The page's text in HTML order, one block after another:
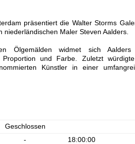
präsentiert die Walter Storms
niederländischen Maler Steven Aalders.
Ölgemälden widmet sich Aalders
und Farbe. Zuletzt
Künstler in einer
Geschlossen
-
18:00:00